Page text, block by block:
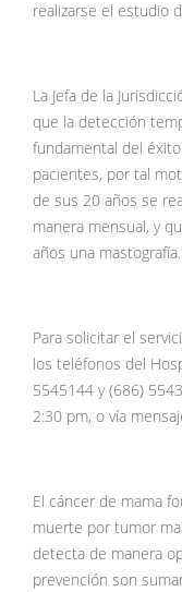
realizarse el estudio
La Jefa de la
que la detección
fundamental del
pacientes, por tal
de sus 20 años se
manera mensual, y
años una mastografía.
Para solicitar el
los teléfonos del
5545144 y (686)
2:30 pm, o vía
El cáncer de mama
muerte por tumor
detecta de manera
prevención son